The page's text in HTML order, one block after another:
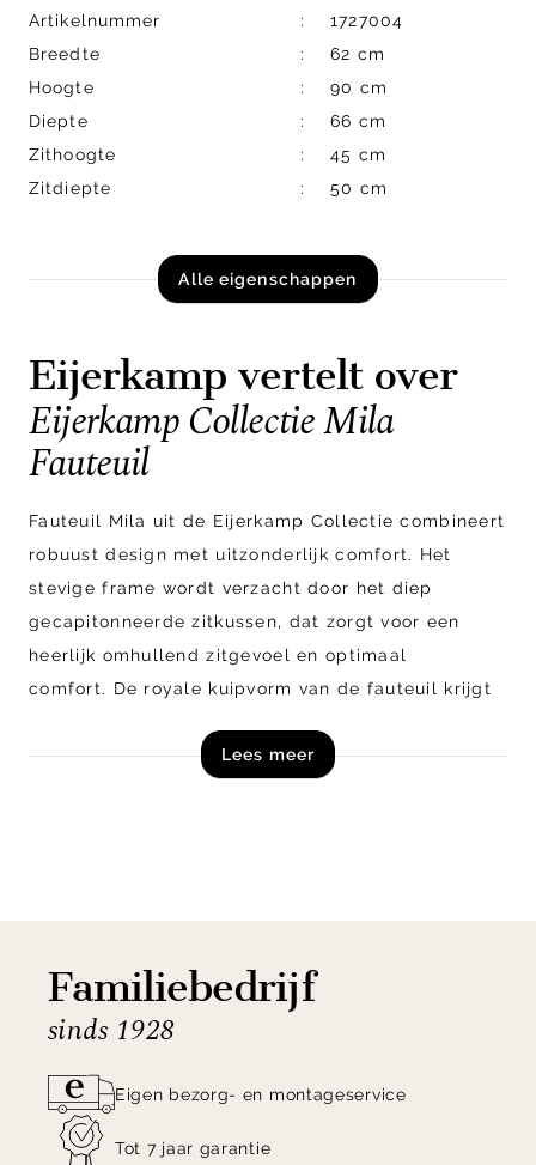
Artikelnummer
1727004
Breedte
62 cm
Hoogte
90 cm
Diepte
66 cm
Zithoogte
45 cm
Zitdiepte
50 cm
Alle eigenschappen
Eijerkamp vertelt over
Eijerkamp Collectie Mila
Fauteuil
Fauteuil Mila uit de Eijerkamp Collectie combineert
robuust design met uitzonderlijk comfort. Het
stevige frame wordt verzacht door het diep
gecapitonneerde zitkussen, dat zorgt voor een
heerlijk omhullend zitgevoel en optimaal
comfort. De royale kuipvorm van de fauteuil krijgt
onderstel. Deze uitgebalanceerde combinatie van
mogelijke opties voor de perfecte stoel in jouw
interieur!
Lees meer
Familiebedrijf
sinds 1928
Eigen bezorg- en montageservice
Tot 7 jaar garantie